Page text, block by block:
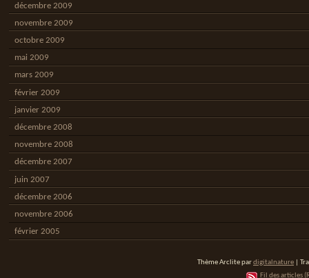
décembre 2009
novembre 2009
octobre 2009
mai 2009
mars 2009
février 2009
janvier 2009
décembre 2008
novembre 2008
décembre 2007
juin 2007
décembre 2006
novembre 2006
février 2005
Thème Arclite pardigitalnature |
Fil des articles